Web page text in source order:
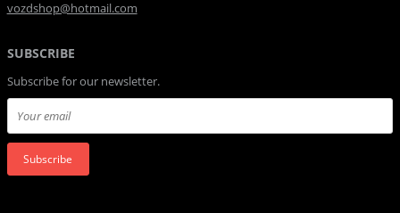
vozdshop@hotmail.com
SUBSCRIBE
Subscribe for our newsletter.
Subscribe